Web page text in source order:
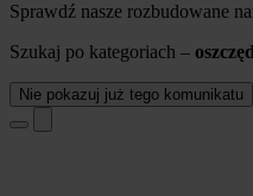
Sprawdź nasze rozbudowane
Szukaj po kategoriach –
Nie pokazuj już tego komunikatu